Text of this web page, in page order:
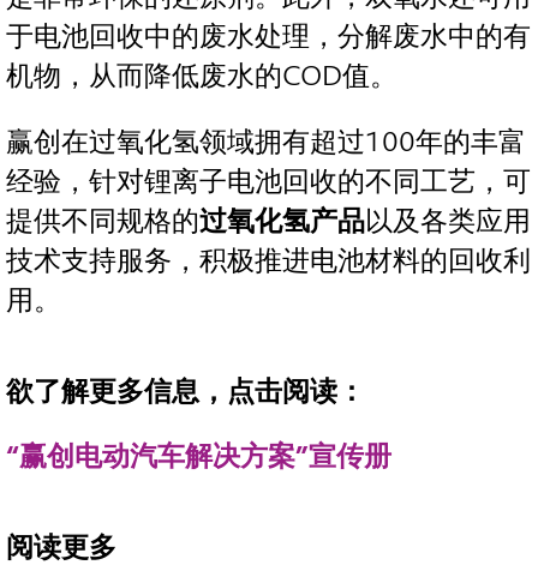
于电池回收中的废水处理，分解废水中的有
机物，从而降低废水的COD值。
赢创在过氧化氢领域拥有超过100年的丰富
经验，针对锂离子电池回收的不同工艺，可
提供不同规格的过氧化氢产品以及各类应用
技术支持服务，积极推进电池材料的回收利
用。
欲了解更多信息，点击阅读：
“赢创电动汽车解决方案”宣传册
阅读更多